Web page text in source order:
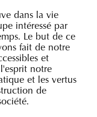
dans la vie
intéressé par
Le but de ce
fait de notre
et
notre
et les vertus
de